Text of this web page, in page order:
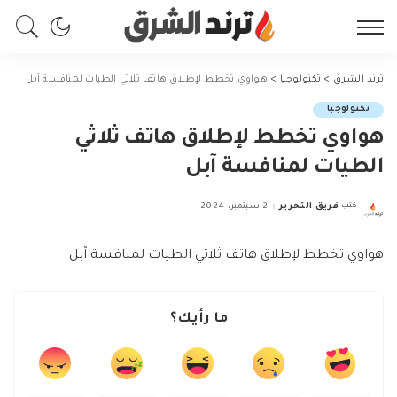
ترند الشرق > تكنولوجيا > هواوي تخطط لإطلاق هاتف ثلاثي الطيات لمنافسة آبل
تكنولوجيا
هواوي تخطط لإطلاق هاتف ثلاثي
الطيات لمنافسة آبل
Posted
كتب فريق التحرير 2 سبتمبر، 2024
هواوي تخطط لإطلاق هاتف ثلاثي الطيات لمنافسة آبل
ما رأيك؟